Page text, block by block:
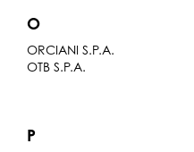
O
ORCIANI S.P.A.
OTB S.P.A.
P